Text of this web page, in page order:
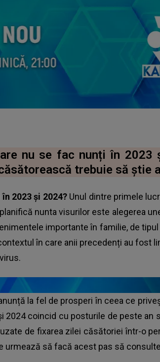
nu se fac nunți în 2023
trebuie să știe
2023 și 2024? Unul dintre primele
nunta visurilor este alegerea
importante în familie, de
în care anii precedenți au fost
la fel de prosperi în ceea ce
2024 coincid cu posturile de peste an
de fixarea zilei căsătoriei într-o
urmează să facă acest pas să